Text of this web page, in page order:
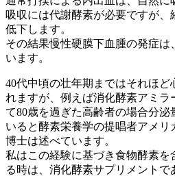
吸収には代謝酵素が必要ですが
低下します。
その結果慢性硬膜下血腫の発症は
います。
40代中頃の壮年期まではそれほ
れますが、例えば消化酵素アミラ
て80歳を過ぎた高齢者の場合分泌
いると酵素栄養学の提唱者アメ
博士は述べています。
私はこの経験に基づき食物酵素を
る時は、消化酵素サプリメントで